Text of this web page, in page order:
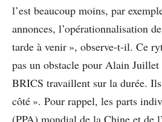
l’est beaucoup moins, par
annonces, l’opérationnalisation
tarde à venir », observe-t-il. Ce
pas un obstacle pour Alain
BRICS travaillent sur la durée.
côté ». Pour rappel, les parts
(PPA) mondial de la Chine et de